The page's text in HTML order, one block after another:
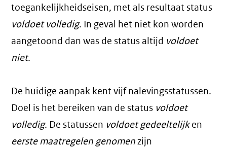
toegankelijkheidseisen, met als resultaat status
voldoet volledig. In geval het niet kon worden
aangetoond dan was de status altijd voldoet
niet.
De huidige aanpak kent vijf nalevingsstatussen.
Doel is het bereiken van de status voldoet
volledig. De statussen voldoet gedeeltelijken
eerste maatregelen genomenzijn